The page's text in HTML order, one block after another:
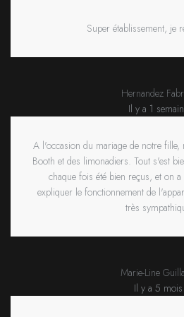
Super établissement, je
Hernandez
Il y a 1
A l'occasion du mariage de notre
Booth et des limonadiers. Tout s'est
chaque fois été bien reçus, et on
expliquer le fonctionnement de
très
Marie-Line
Il y a 5 mois